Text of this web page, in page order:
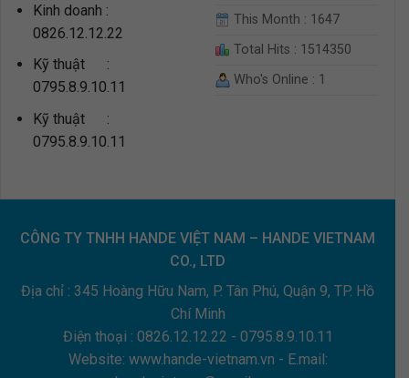
Kinh doanh :
0826.12.12.22
Kỹ thuật :
0795.8.9.10.11
Kỹ thuật :
0795.8.9.10.11
This Month : 1647
Total Hits : 1514350
Who's Online : 1
CÔNG TY TNHH HANDE VIỆT NAM – HANDE VIETNAM
CO., LTD
Địa chỉ : 345 Hoàng Hữu Nam, P. Tân Phú, Quận 9, TP. Hồ
Chí Minh
Điện thoại : 0826.12.12.22 - 0795.8.9.10.11
Website: www.hande-vietnam.vn - E.mail: